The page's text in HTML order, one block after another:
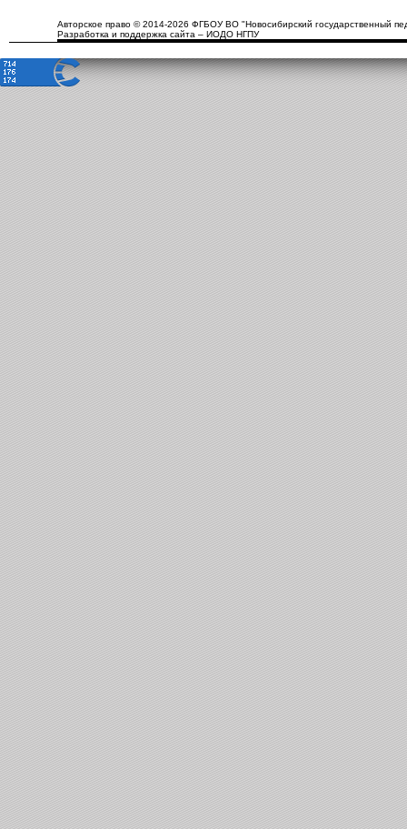
Авторское право © 2014-2026 ФГБОУ ВО "Новосибирский государственный
Разработка и поддержка сайта – ИОДО НГПУ